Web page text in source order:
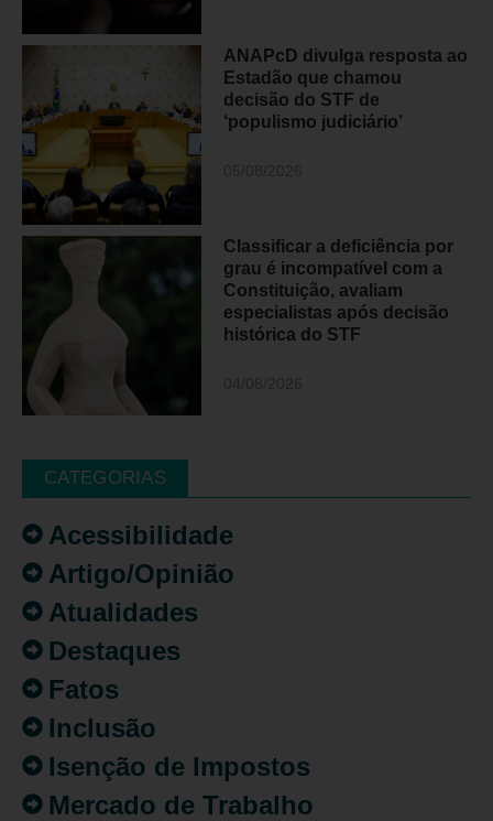
ANAPcD divulga resposta ao
Estadão que chamou
decisão do STF de
‘populismo judiciário’
Classificar a deficiência por
grau é incompatível com a
Constituição, avaliam
especialistas após decisão
histórica do STF
CATEGORIAS
Acessibilidade
Artigo/Opinião
Atualidades
Destaques
Fatos
Inclusão
Isenção de Impostos
Mercado de Trabalho